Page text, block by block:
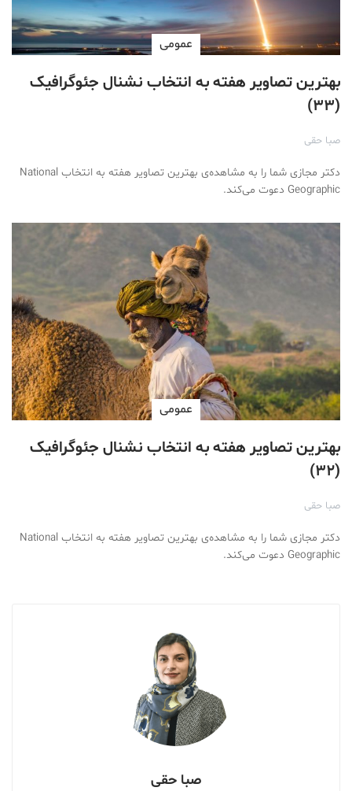
عمومی
بهترین تصاویر هفته به انتخاب نشنال جئوگرافیک
(۳۳)
صبا حقی
دکتر مجازی شما را به مشاهده‌ی بهترین تصاویر هفته به انتخاب National
Geographic دعوت می‌کند.
عمومی
بهترین تصاویر هفته به انتخاب نشنال جئوگرافیک
(۳۲)
صبا حقی
دکتر مجازی شما را به مشاهده‌ی بهترین تصاویر هفته به انتخاب National
Geographic دعوت می‌کند.
صبا حقی